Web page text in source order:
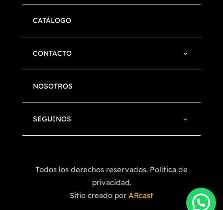
CATÁLOGO
CONTACTO
NOSOTROS
SEGUINOS
Todos los derechos reservados. Política de
privacidad.
Sitio creado por ARcast